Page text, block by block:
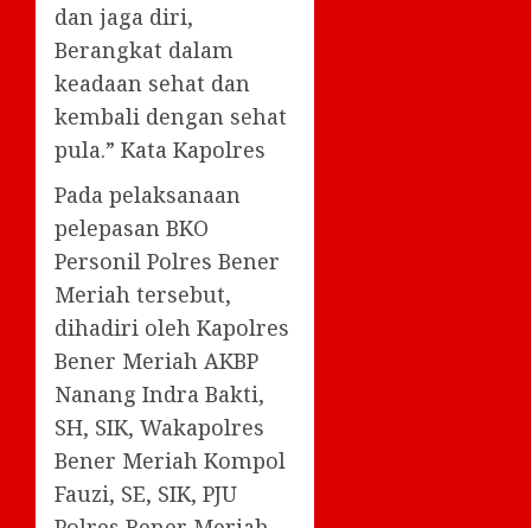
dan jaga diri,
Berangkat dalam
keadaan sehat dan
kembali dengan sehat
pula.” Kata Kapolres
Pada pelaksanaan
pelepasan BKO
Personil Polres Bener
Meriah tersebut,
dihadiri oleh Kapolres
Bener Meriah AKBP
Nanang Indra Bakti,
SH, SIK, Wakapolres
Bener Meriah Kompol
Fauzi, SE, SIK, PJU